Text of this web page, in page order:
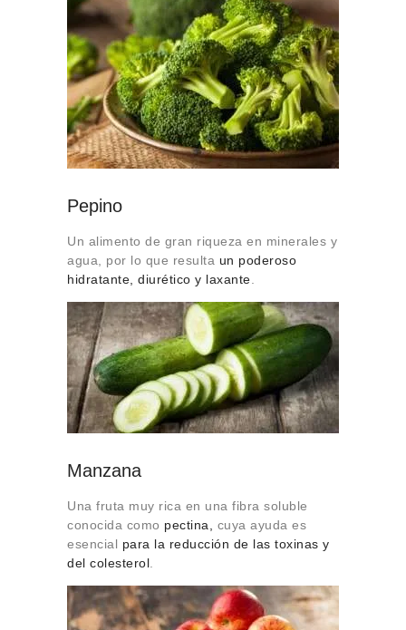
Pepino
Un alimento de gran riqueza en minerales y
agua, por lo que resulta un poderoso
hidratante, diurético y laxante
Manzana
Una fruta muy rica en una fibra soluble
conocida como pectina,
cuya ayuda es
esencial para la reducción de las toxinas y
del colesterol